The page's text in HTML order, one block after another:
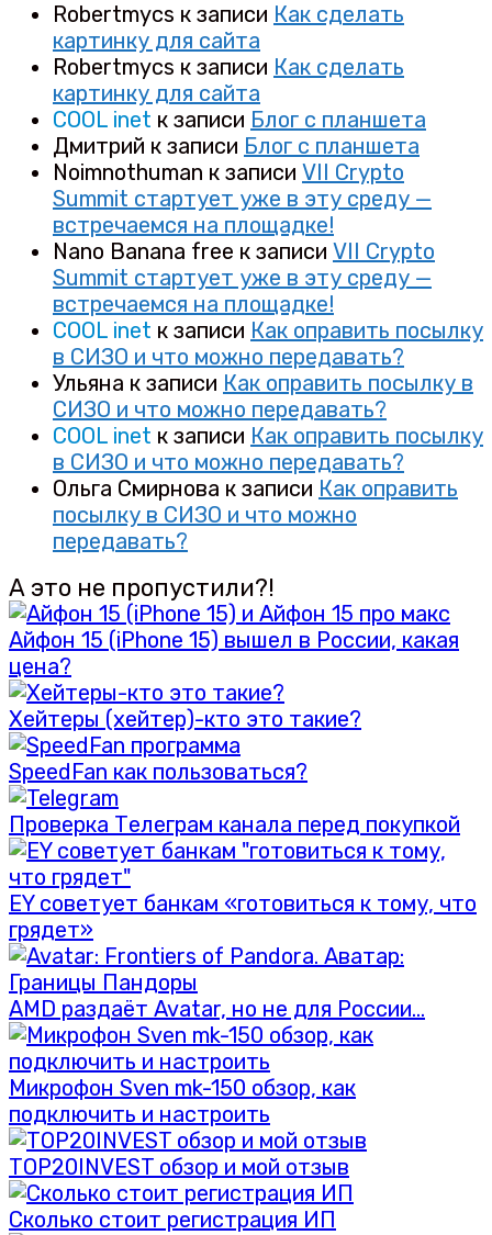
Robertmycs к записи Как сделать
картинку для сайта
Robertmycs к записи Как сделать
картинку для сайта
COOL inet к записи Блог с планшета
Дмитрий к записи Блог с планшета
Noimnothuman к записи VII Crypto
Summit стартует уже в эту среду —
встречаемся на площадке!
Nano Banana free к записи VII Crypto
Summit стартует уже в эту среду —
встречаемся на площадке!
COOL inet к записи Как оправить посылку
в СИЗО и что можно передавать?
Ульяна к записи Как оправить посылку в
СИЗО и что можно передавать?
COOL inet к записи Как оправить посылку
в СИЗО и что можно передавать?
Ольга Смирнова к записи Как оправить
посылку в СИЗО и что можно
передавать?
А это не пропустили?!
Айфон 15 (iPhone 15) вышел в России, какая
цена?
Хейтеры (хейтер)-кто это такие?
SpeedFan как пользоваться?
Проверка Телеграм канала перед покупкой
EY советует банкам «готовиться к тому, что
грядет»
AMD раздаёт Avatar, но не для России…
Микрофон Sven mk-150 обзор, как
подключить и настроить
TOP20INVEST обзор и мой отзыв
Сколько стоит регистрация ИП